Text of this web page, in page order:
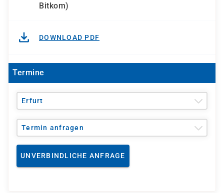
Bitkom)
DOWNLOAD PDF
Termine
Erfurt
Termin anfragen
UNVERBINDLICHE ANFRAGE